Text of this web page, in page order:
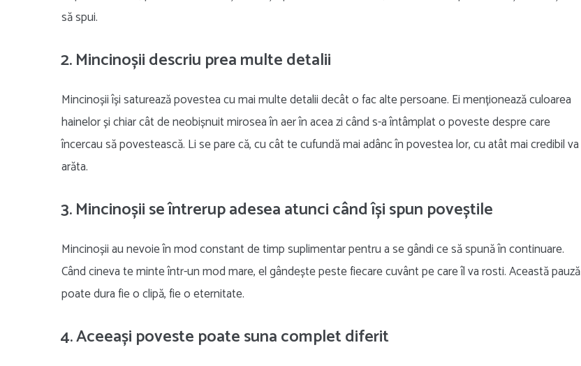
să spui.
2. Mincinoșii descriu prea multe detalii
Mincinoșii își saturează povestea cu mai multe detalii decât o fac alte persoane. Ei menționează culoarea
hainelor și chiar cât de neobișnuit mirosea în aer în acea zi când s-a întâmplat o poveste despre care
încercau să povestească. Li se pare că, cu cât te cufundă mai adânc în povestea lor, cu atât mai credibil va
arăta.
3. Mincinoșii se întrerup adesea atunci când își spun poveștile
Mincinoșii au nevoie în mod constant de timp suplimentar pentru a se gândi ce să spună în continuare.
Când cineva te minte într-un mod mare, el gândește peste fiecare cuvânt pe care îl va rosti. Această pauză
poate dura fie o clipă, fie o eternitate.
4. Aceeași poveste poate suna complet diferit